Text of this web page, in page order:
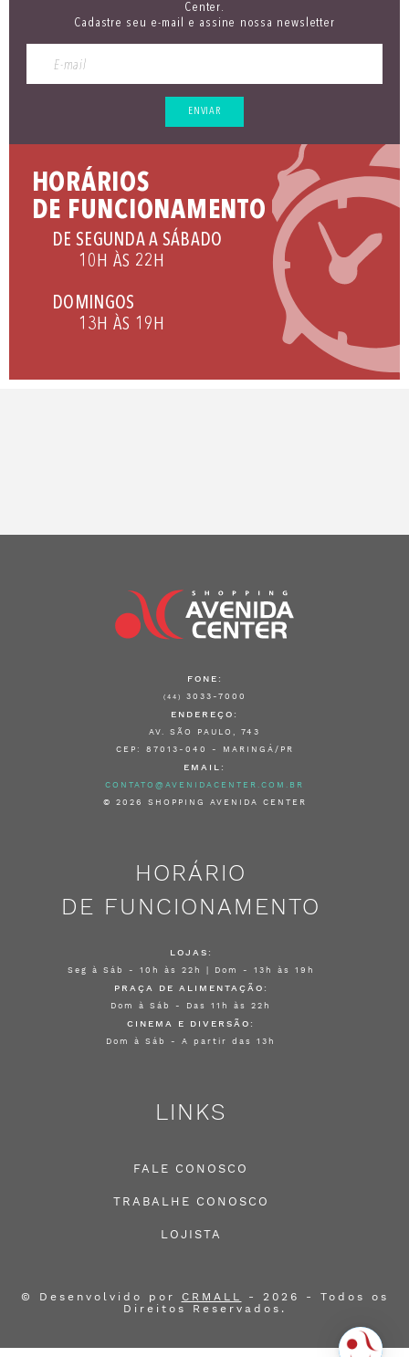
Center.
Cadastre seu e-mail e assine nossa newsletter
ENVIAR
HORÁRIOS
DE FUNCIONAMENTO
DE SEGUNDA A SÁBADO
10H ÀS 22H
DOMINGOS
13H ÀS 19H
FONE:
(44) 3033-7000
ENDEREÇO:
AV. SÃO PAULO, 743
CEP: 87013-040 - MARINGÁ/PR
EMAIL:
CONTATO@AVENIDACENTER.COM.BR
© 2026 SHOPPING AVENIDA CENTER
HORÁRIO
DE FUNCIONAMENTO
LOJAS:
Seg à Sáb - 10h às 22h | Dom - 13h às 19h
PRAÇA DE ALIMENTAÇÃO:
Dom à Sáb - Das 11h às 22h
CINEMA E DIVERSÃO:
Dom à Sáb - A partir das 13h
LINKS
FALE CONOSCO
TRABALHE CONOSCO
LOJISTA
© Desenvolvido por CRMALL
- 2026 - Todos os
Direitos Reservados.